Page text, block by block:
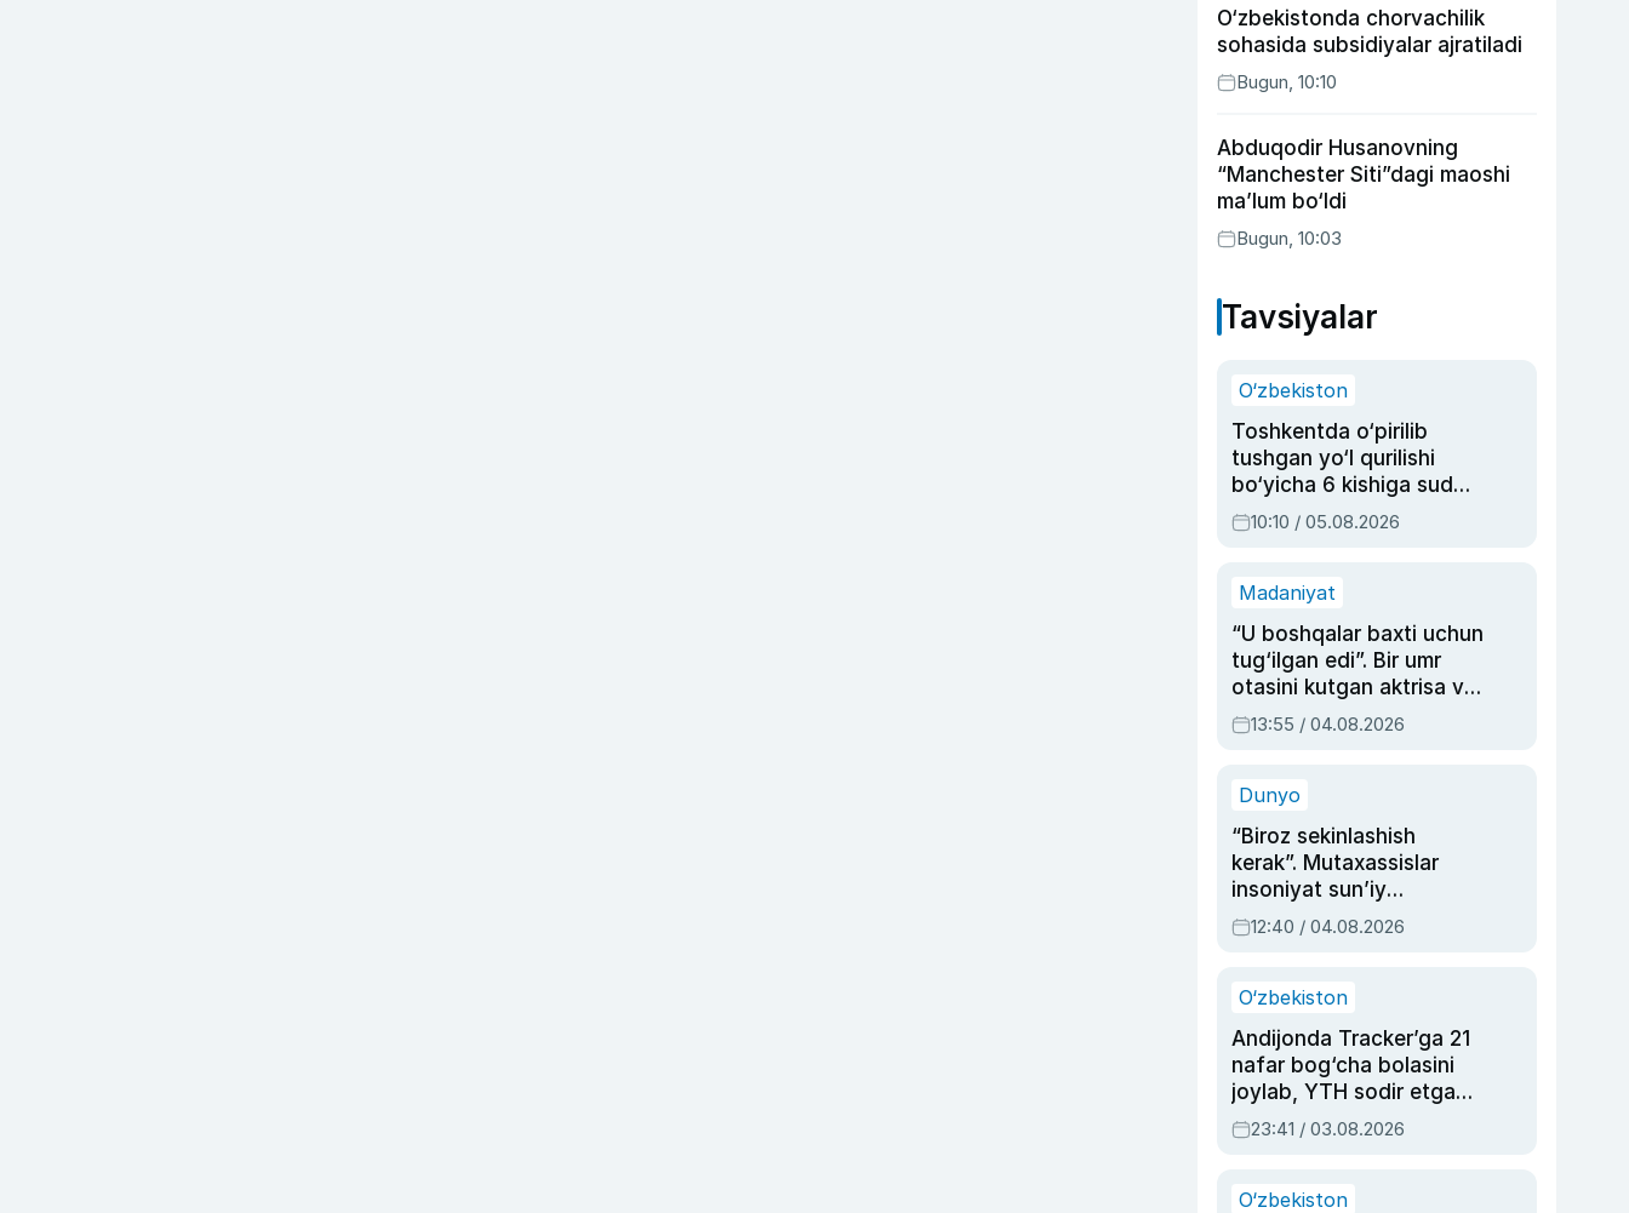
O‘zbekistonda chorvachilik
sohasida subsidiyalar ajratiladi
Bugun, 10:10
Abduqodir Husanovning
“Manchester Siti”dagi maoshi
ma’lum bo‘ldi
Bugun, 10:03
Tavsiyalar
O‘zbekiston
Toshkentda o‘pirilib
tushgan yo‘l qurilishi
bo‘yicha 6 kishiga sud
hukmi o‘qildi
10:10 / 05.08.2026
Madaniyat
“U boshqalar baxti uchun
tug‘ilgan edi”. Bir umr
otasini kutgan aktrisa va
dublyaj ustasi Rimma
Ahmedovaning
13:55 / 04.08.2026
Dunyo
“Biroz sekinlashish
kerak”. Mutaxassislar
insoniyat sun’iy
intellektni boshqara
olmay qolishidan xavotir
12:40 / 04.08.2026
O‘zbekiston
Andijonda Tracker’ga 21
nafar bog‘cha bolasini
joylab, YTH sodir etgan
ayolga sud hukmi o‘qildi
23:41 / 03.08.2026
O‘zbekiston